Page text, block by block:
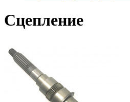
Сцепление